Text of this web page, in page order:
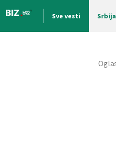
Sve vesti Srbija